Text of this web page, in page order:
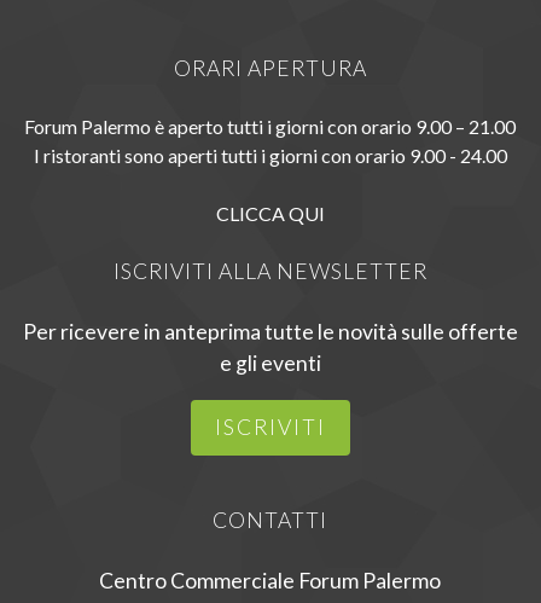
ORARI APERTURA
Forum Palermo è aperto tutti i giorni con orario 9.00 – 21.00
I ristoranti sono aperti tutti i giorni con orario 9.00 - 24.00
CLICCA QUI
ISCRIVITI ALLA NEWSLETTER
Per ricevere in anteprima tutte le novità sulle offerte
e gli eventi
ISCRIVITI
CONTATTI
Centro Commerciale Forum Palermo